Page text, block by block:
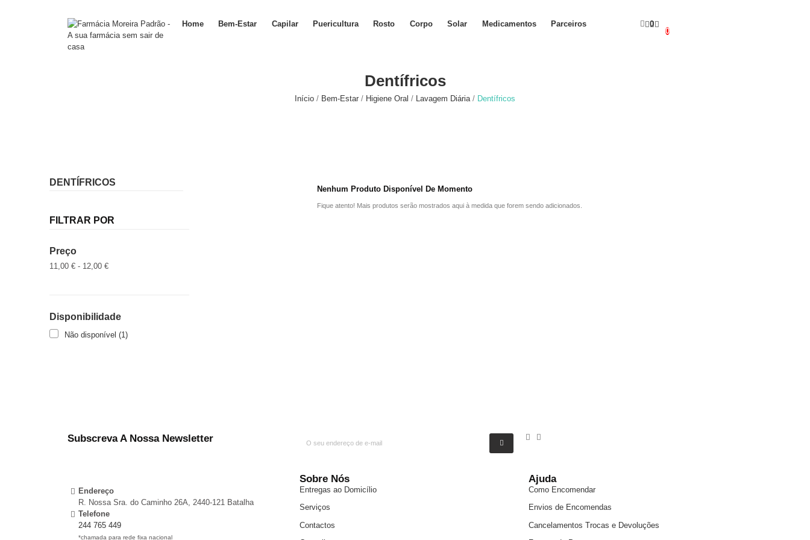
Home Bem-Estar Capilar Puericultura Rosto Corpo Solar Medicamentos Parceiros
0
0
Dentífricos
Início Bem-Estar Higiene Oral Lavagem Diária Dentífricos
DENTÍFRICOS
FILTRAR POR
Preço
11,00 € - 12,00 €
Disponibilidade
Não disponível(1)
Nenhum Produto Disponível De Momento
Fique atento! Mais produtos serão mostrados aqui à medida que forem sendo adicionados.
Subscreva A Nossa Newsletter
Endereço
R. Nossa Sra. do Caminho 26A, 2440-121 Batalha
Telefone
244 765 449
*chamada para rede fixa nacional
Sobre Nós
Entregas ao Domicílio
Serviços
Contactos
Ajuda
Como Encomendar
Envios de Encomendas
Cancelamentos Trocas e Devoluções